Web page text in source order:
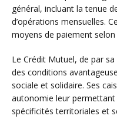
général, incluant la tenue
d’opérations mensuelles.
moyens de paiement selon
Le Crédit Mutuel, de par
des conditions
sociale et solidaire. Ses
autonomie leur permettant
spécificités territoriales et